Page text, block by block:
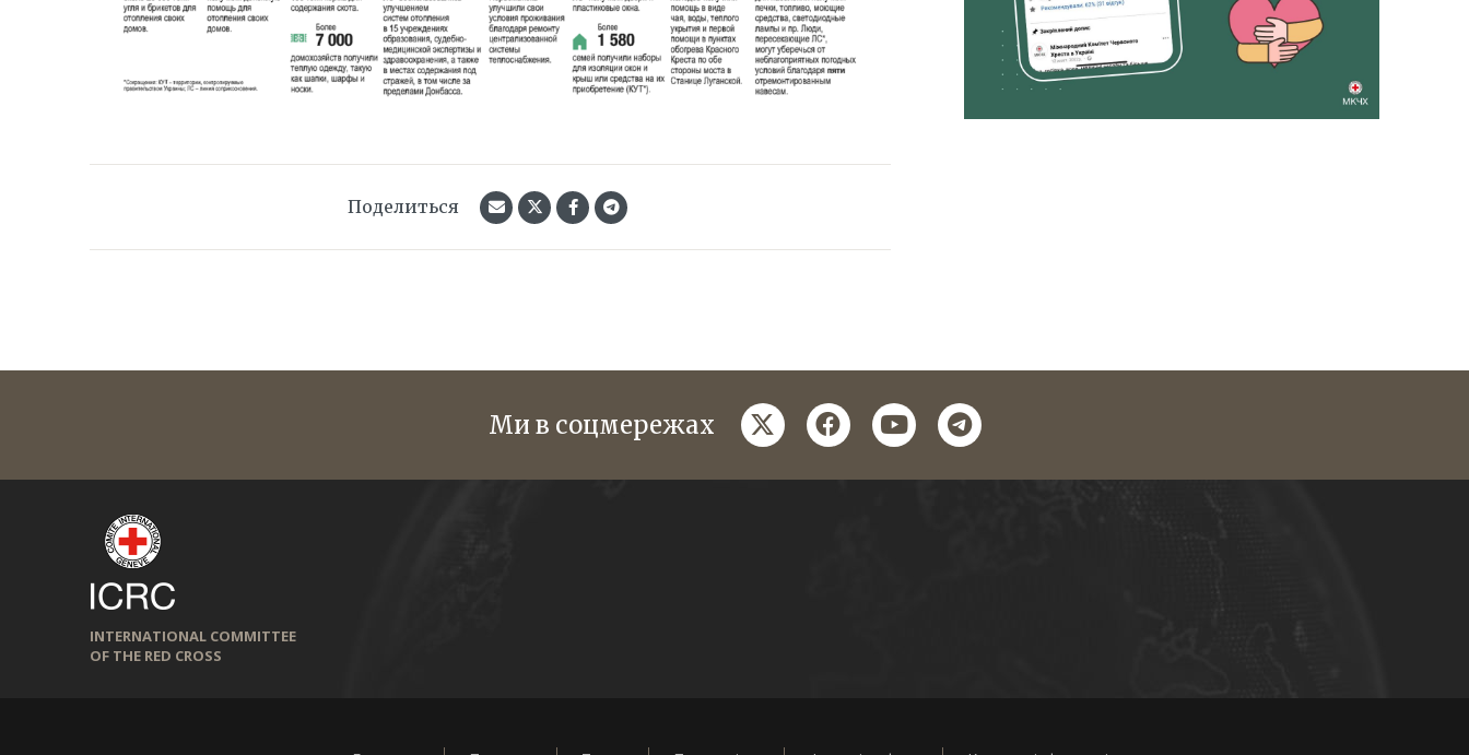
Поделиться
Ми в соцмережах twitterfacebookyoutubetelegram
INTERNATIONAL COMMITTEE
OF THE RED CROSS